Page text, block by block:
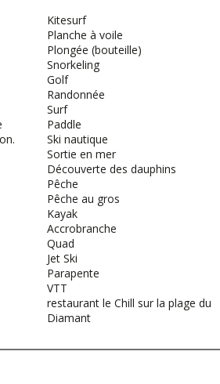
Kitesurf
Planche à voile
Plongée (bouteille)
Snorkeling
Golf
Randonnée
Surf
Paddle
Ski nautique
Sortie en mer
Découverte des dauphins
Pêche
Pêche au gros
Kayak
Accrobranche
Quad
Jet Ski
Parapente
VTT
restaurant le Chill sur la plage du
Diamant